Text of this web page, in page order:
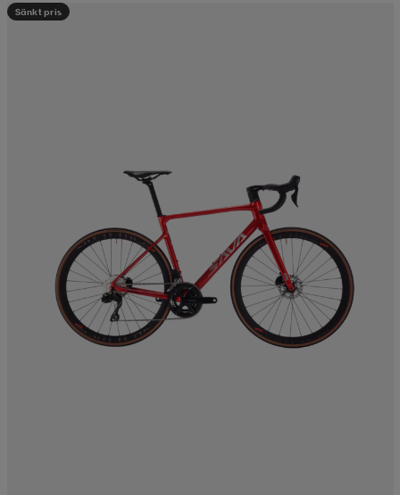
Sänkt pris